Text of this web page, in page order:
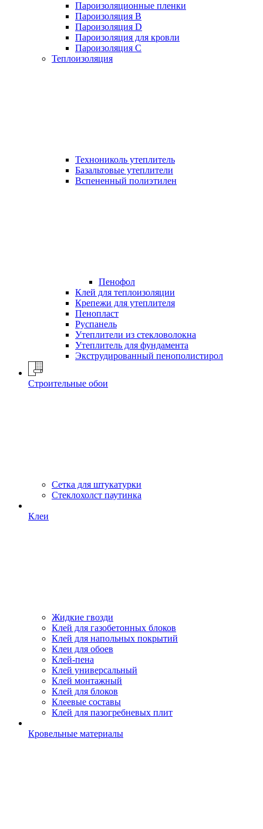
Пароизоляционные пленки
Пароизоляция B
Пароизоляция D
Пароизоляция для кровли
Пароизоляция С
Теплоизоляция
Технониколь утеплитель
Базальтовые утеплители
Вспененный полиэтилен
Пенофол
Клей для теплоизоляции
Крепежи для утеплителя
Пенопласт
Руспанель
Утеплители из стекловолокна
Утеплитель для фундамента
Экструдированный пенополистирол
Строительные обои
Сетка для штукатурки
Стеклохолст паутинка
Клеи
Жидкие гвозди
Клей для газобетонных блоков
Клей для напольных покрытий
Клеи для обоев
Клей-пена
Клей универсальный
Клей монтажный
Клей для блоков
Клеевые составы
Клей для пазогребневых плит
Кровельные материалы